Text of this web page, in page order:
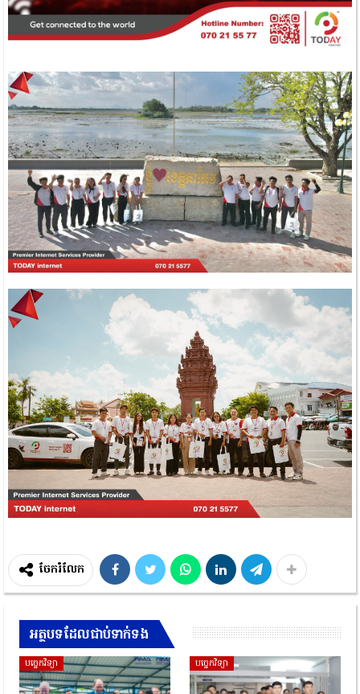
ចែករំលែក
អត្ថបទដែលជាប់ទាក់ទង
បច្ចេកវិទ្យា បច្ចេកវិទ្យា